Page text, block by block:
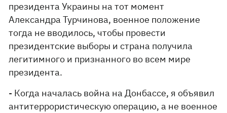
президента Украины на тот момент
Александра Турчинова, военное положение
тогда не вводилось, чтобы провести
президентские выборы и страна получила
легитимного и признанного во всем мире
президента.
- Когда началась война на Донбассе, я объявил
антитеррористическую операцию, а не военное